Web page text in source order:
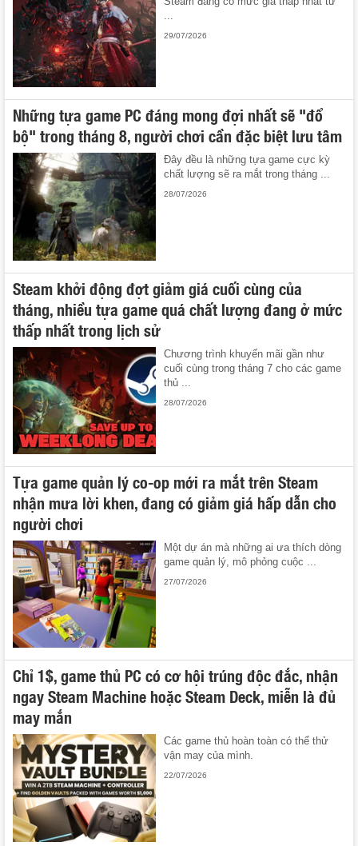
29/07/2026
Những tựa game PC đáng mong đợi nhất sẽ "đổ
bộ" trong tháng 8, người chơi cần đặc biệt lưu tâm
Đây đều là những tựa game cực kỳ
chất lượng sẽ ra mắt trong tháng ...
28/07/2026
Steam khởi động đợt giảm giá cuối cùng của
tháng, nhiều tựa game quá chất lượng đang ở mức
thấp nhất trong lịch sử
Chương trình khuyến mãi gần như
cuối cùng trong tháng 7 cho các game
thủ ...
28/07/2026
Tựa game quản lý co-op mới ra mắt trên Steam
nhận mưa lời khen, đang có giảm giá hấp dẫn cho
người chơi
Một dự án mà những ai ưa thích dòng
game quản lý, mô phỏng cuộc ...
27/07/2026
Chỉ 1$, game thủ PC có cơ hội trúng độc đắc, nhận
ngay Steam Machine hoặc Steam Deck, miễn là đủ
may mắn
Các game thủ hoàn toàn có thể thử
vận may của mình.
22/07/2026